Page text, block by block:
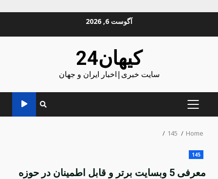
آگوست 6, 2026
کیهان24
سایت خبری|اخبار ایران و جهان
PRIMARY
Home
145
145
معرفی 5 وبسایت برتر و قابل اطمینان در حوزه